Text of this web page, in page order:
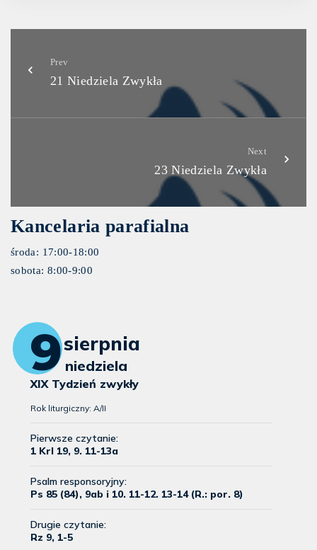
Prev
21 Niedziela Zwykła
Next
23 Niedziela Zwykła
Kancelaria parafialna
środa: 17:00-18:00
sobota: 8:00-9:00